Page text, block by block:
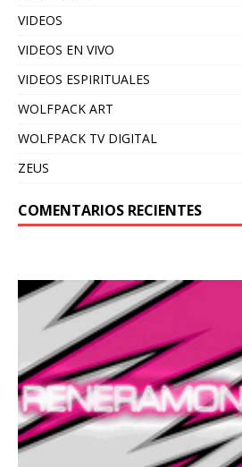
VIDEOS
VIDEOS EN VIVO
VIDEOS ESPIRITUALES
WOLFPACK ART
WOLFPACK TV DIGITAL
ZEUS
COMENTARIOS RECIENTES